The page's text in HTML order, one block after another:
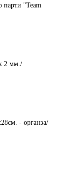
парти "Team
2 мм./
- органза/